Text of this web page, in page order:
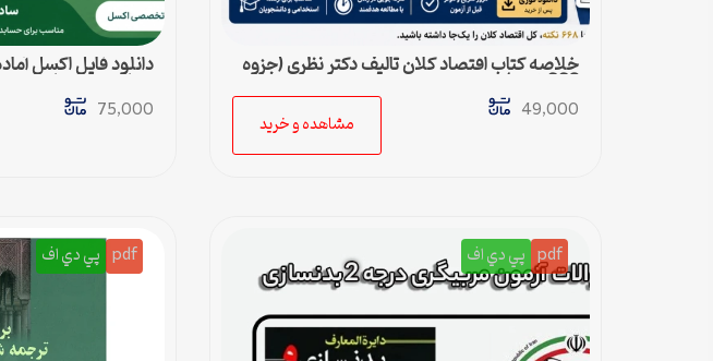
خلاصه کتاب اقتصاد کلان تالیف دکتر نظری (جزوه
668 نکته)
49,000
مشاهده و خرید
دانلود فایل اکسل
محاسبه خودکار حق
75,000
pdf پي دي اف pdf پي دي اف